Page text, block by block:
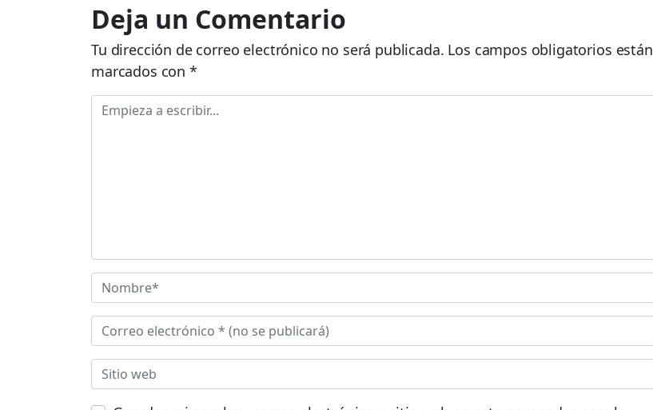
Deja un Comentario
Tu dirección de correo electrónico no será publicada. Los campos obligatorios están
marcados con *